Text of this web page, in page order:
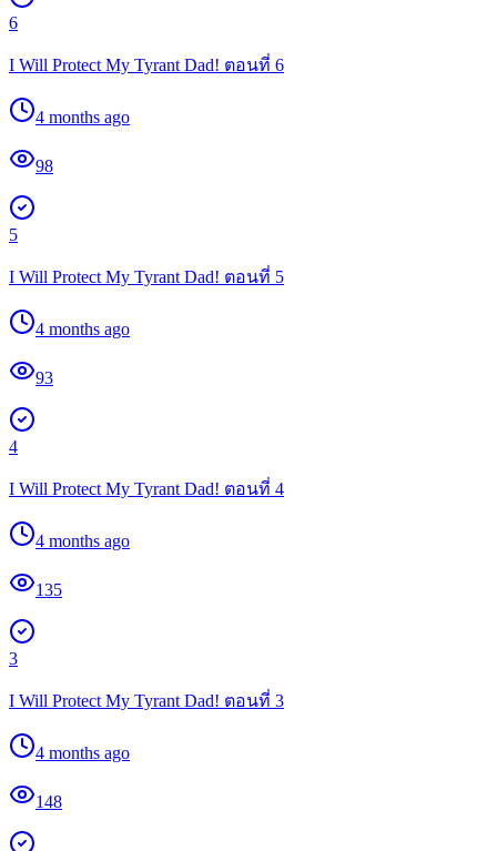
6
I Will Protect My Tyrant Dad! ตอนที่ 6
4 months ago
98
5
I Will Protect My Tyrant Dad! ตอนที่ 5
4 months ago
93
4
I Will Protect My Tyrant Dad! ตอนที่ 4
4 months ago
135
3
I Will Protect My Tyrant Dad! ตอนที่ 3
4 months ago
148